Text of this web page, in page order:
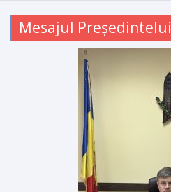
Mesajul Președintelui